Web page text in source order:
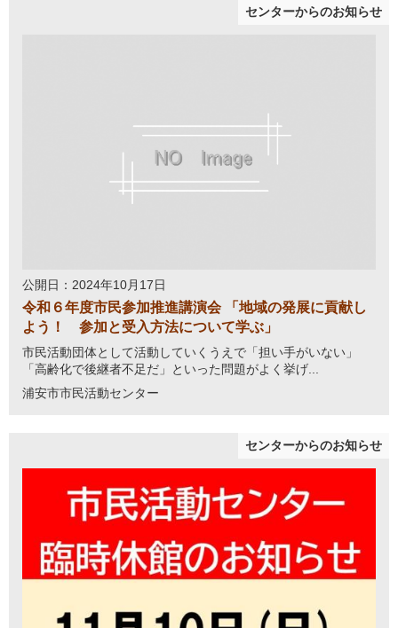
センターからのお知らせ
公開日：2024年10月17日
令和６年度市民参加推進講演会 「地域の発展に貢献し
よう！ 参加と受入方法について学ぶ」
市民活動団体として活動していくうえで「担い手がいない」
「高齢化で後継者不足だ」といった問題がよく挙げ...
浦安市市民活動センター
センターからのお知らせ